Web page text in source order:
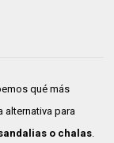
qué más
alternativa para
o chalas